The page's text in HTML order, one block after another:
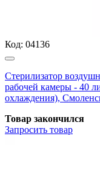
Код: 04136
Стерилизатор
рабочей камеры - 40
охлаждения),
Товар закончился
Запросить товар